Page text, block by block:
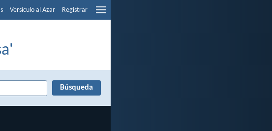
Versículo al Azar Registrar